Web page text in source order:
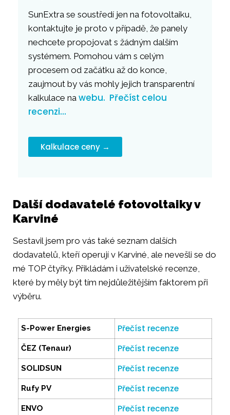
SunExtra se soustředí jen na fotovoltaiku,
kontaktujte je proto v případě, že panely
nechcete propojovat s žádným dalším
systémem. Pomohou vám s celým
procesem od začátku až do konce,
zaujmout by vás mohly jejich transparentní
kalkulace na webu. Přečíst celou
recenzi…
Kalkulace ceny →
Další dodavatelé fotovoltaiky v
Karviné
Sestavil jsem pro vás také seznam dalších
dodavatelů, kteří operují v Karviné, ale nevešli se do
mé TOP čtyřky. Přikládám i uživatelské recenze,
které by měly být tím nejdůležitějším faktorem při
výběru.
S-Power Energies Přečíst recenze
ČEZ (Tenaur) Přečíst recenze
SOLIDSUN Přečíst recenze
Rufy PV Přečíst recenze
ENVO Přečíst recenze